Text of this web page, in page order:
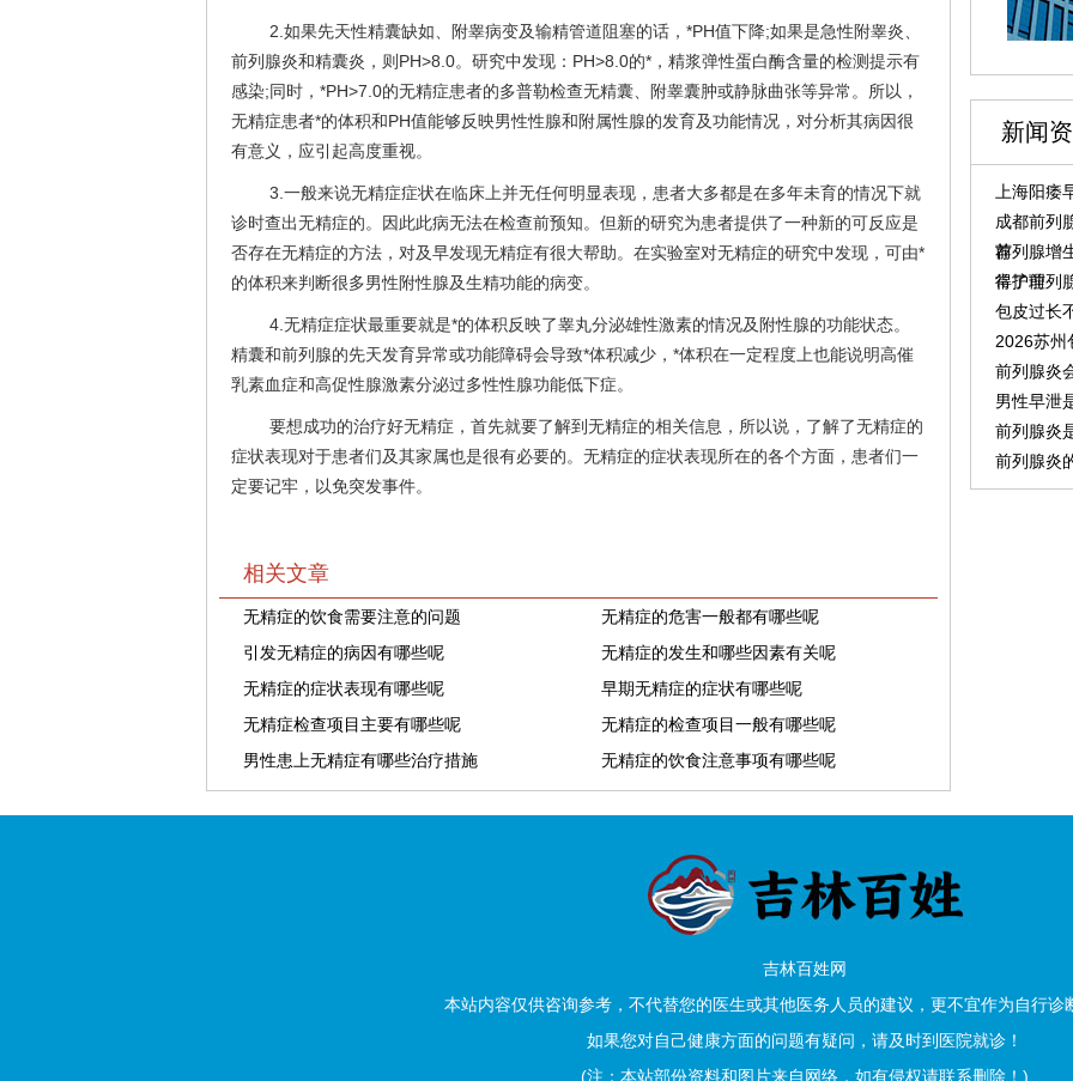
2.如果先天性精囊缺如、附睾病变及输精管道阻塞的话，*PH值下降;如果是急性附睾炎、
前列腺炎和精囊炎，则PH>8.0。研究中发现：PH>8.0的*，精浆弹性蛋白酶含量的检测提示有
感染;同时，*PH>7.0的无精症患者的多普勒检查无精囊、附睾囊肿或静脉曲张等异常。所以，
无精症患者*的体积和PH值能够反映男性性腺和附属性腺的发育及功能情况，对分析其病因很
有意义，应引起高度重视。
3.一般来说无精症症状在临床上并无任何明显表现，患者大多都是在多年未育的情况下就
诊时查出无精症的。因此此病无法在检查前预知。但新的研究为患者提供了一种新的可反应是
否存在无精症的方法，对及早发现无精症有很大帮助。在实验室对无精症的研究中发现，可由*
的体积来判断很多男性附性腺及生精功能的病变。
4.无精症症状最重要就是*的体积反映了睾丸分泌雄性激素的情况及附性腺的功能状态。
精囊和前列腺的先天发育异常或功能障碍会导致*体积减少，*体积在一定程度上也能说明高催
乳素血症和高促性腺激素分泌过多性性腺功能低下症。
要想成功的治疗好无精症，首先就要了解到无精症的相关信息，所以说，了解了无精症的
症状表现对于患者们及其家属也是很有必要的。无精症的症状表现所在的各个方面，患者们一
定要记牢，以免突发事件。
相关文章
无精症的饮食需要注意的问题
无精症的危害一般都有哪些呢
引发无精症的病因有哪些呢
无精症的发生和哪些因素有关呢
无精症的症状表现有哪些呢
早期无精症的症状有哪些呢
无精症检查项目主要有哪些呢
无精症的检查项目一般有哪些呢
男性患上无精症有哪些治疗措施
无精症的饮食注意事项有哪些呢
新闻
上海阳
成都前列
荐
前列腺增
常护理
得了前列
包皮过长
2026苏州
前列腺炎
男性早泄
前列腺炎
前列腺炎
吉林百姓网
本站内容仅供咨询参考，不代替您的医生或其他医务人员的建议，更不宜作为自行诊
如果您对自己健康方面的问题有疑问，请及时到医院就诊！
(注：本站部份资料和图片来自网络，如有侵权请联系删除！)